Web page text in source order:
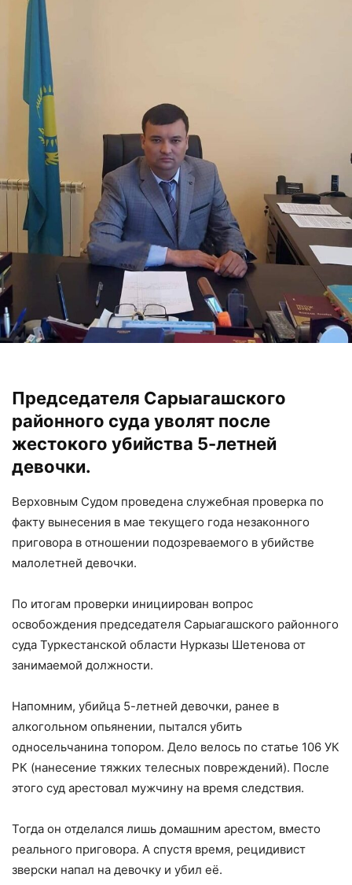
Председателя Сарыагашского
районного суда уволят после
жестокого убийства 5-летней
девочки.
Верховным Судом проведена служебная проверка по
факту вынесения в мае текущего года незаконного
приговора в отношении подозреваемого в убийстве
малолетней девочки.
По итогам проверки инициирован вопрос
освобождения председателя Сарыагашского районного
суда Туркестанской области Нурказы Шетенова от
занимаемой должности.
Напомним, убийца 5-летней девочки, ранее в
алкогольном опьянении, пытался убить
односельчанина топором. Дело велось по статье 106 УК
РК (нанесение тяжких телесных повреждений). После
этого суд арестовал мужчину на время следствия.
Тогда он отделался лишь домашним арестом, вместо
реального приговора. А спустя время, рецидивист
зверски напал на девочку и убил её.